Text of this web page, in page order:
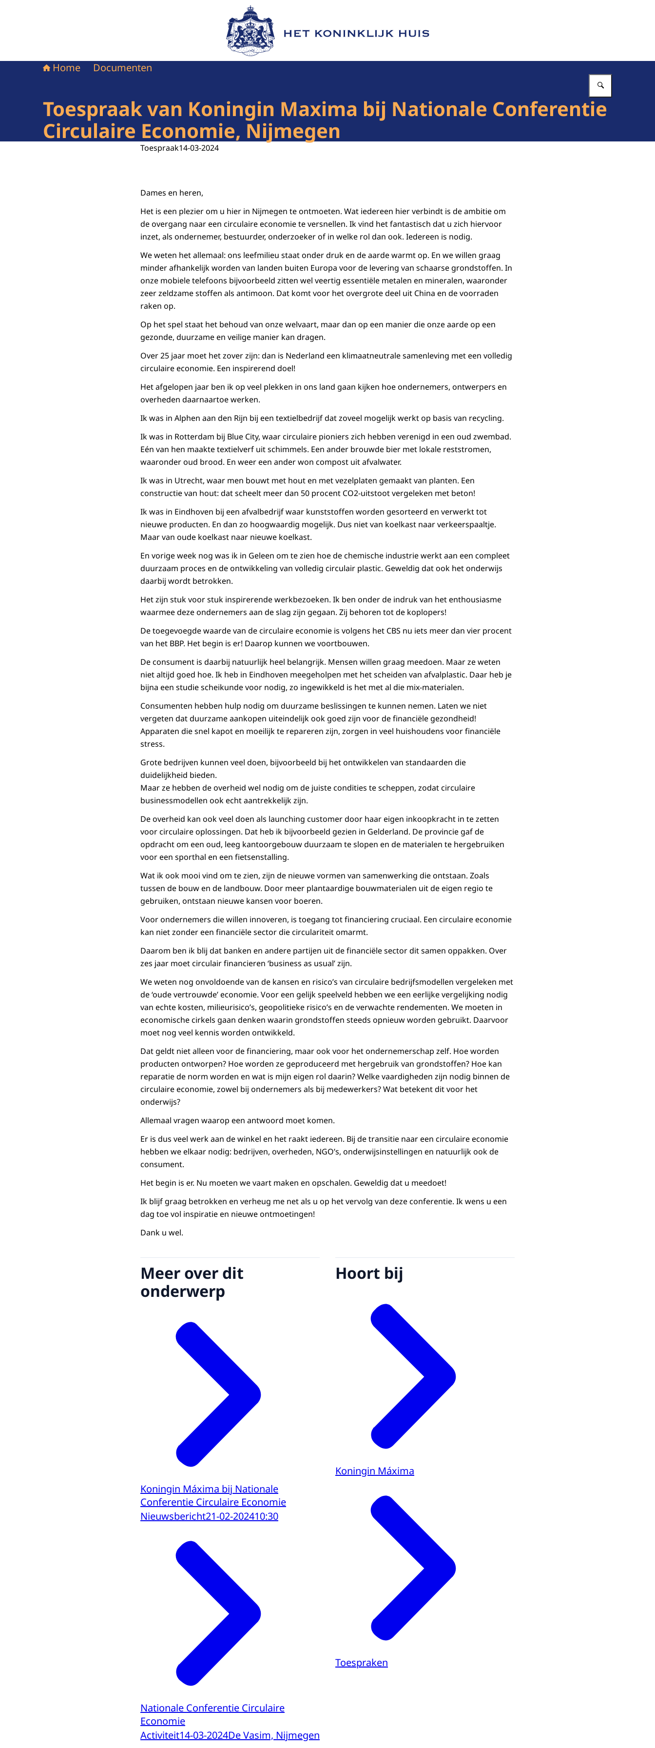
Naar de homepage van Het Koninklijk Huis
Home Documenten
Toespraak van Koningin Maxima bij Nationale Conferentie
Circulaire Economie, Nijmegen
Toespraak14-03-2024
Dames en heren,
Het is een plezier om u hier in Nijmegen te ontmoeten. Wat iedereen hier verbindt is de ambitie om
de overgang naar een circulaire economie te versnellen. Ik vind het fantastisch dat u zich hiervoor
inzet, als ondernemer, bestuurder, onderzoeker of in welke rol dan ook. Iedereen is nodig.
We weten het allemaal: ons leefmilieu staat onder druk en de aarde warmt op. En we willen graag
minder afhankelijk worden van landen buiten Europa voor de levering van schaarse grondstoffen. In
onze mobiele telefoons bijvoorbeeld zitten wel veertig essentiële metalen en mineralen, waaronder
zeer zeldzame stoffen als antimoon. Dat komt voor het overgrote deel uit China en de voorraden
raken op.
Op het spel staat het behoud van onze welvaart, maar dan op een manier die onze aarde op een
gezonde, duurzame en veilige manier kan dragen.
Over 25 jaar moet het zover zijn: dan is Nederland een klimaatneutrale samenleving met een volledig
circulaire economie. Een inspirerend doel!
Het afgelopen jaar ben ik op veel plekken in ons land gaan kijken hoe ondernemers, ontwerpers en
overheden daarnaartoe werken.
Ik was in Alphen aan den Rijn bij een textielbedrijf dat zoveel mogelijk werkt op basis van recycling.
Ik was in Rotterdam bij Blue City, waar circulaire pioniers zich hebben verenigd in een oud zwembad.
Eén van hen maakte textielverf uit schimmels. Een ander brouwde bier met lokale reststromen,
waaronder oud brood. En weer een ander won compost uit afvalwater.
Ik was in Utrecht, waar men bouwt met hout en met vezelplaten gemaakt van planten. Een
constructie van hout: dat scheelt meer dan 50 procent CO2-uitstoot vergeleken met beton!
Ik was in Eindhoven bij een afvalbedrijf waar kunststoffen worden gesorteerd en verwerkt tot
nieuwe producten. En dan zo hoogwaardig mogelijk. Dus niet van koelkast naar verkeerspaaltje.
Maar van oude koelkast naar nieuwe koelkast.
En vorige week nog was ik in Geleen om te zien hoe de chemische industrie werkt aan een compleet
duurzaam proces en de ontwikkeling van volledig circulair plastic. Geweldig dat ook het onderwijs
daarbij wordt betrokken.
Het zijn stuk voor stuk inspirerende werkbezoeken. Ik ben onder de indruk van het enthousiasme
waarmee deze ondernemers aan de slag zijn gegaan. Zij behoren tot de koplopers!
De toegevoegde waarde van de circulaire economie is volgens het CBS nu iets meer dan vier procent
van het BBP. Het begin is er! Daarop kunnen we voortbouwen.
De consument is daarbij natuurlijk heel belangrijk. Mensen willen graag meedoen. Maar ze weten
niet altijd goed hoe. Ik heb in Eindhoven meegeholpen met het scheiden van afvalplastic. Daar heb je
bijna een studie scheikunde voor nodig, zo ingewikkeld is het met al die mix-materialen.
Consumenten hebben hulp nodig om duurzame beslissingen te kunnen nemen. Laten we niet
vergeten dat duurzame aankopen uiteindelijk ook goed zijn voor de financiële gezondheid!
Apparaten die snel kapot en moeilijk te repareren zijn, zorgen in veel huishoudens voor financiële
stress.
Grote bedrijven kunnen veel doen, bijvoorbeeld bij het ontwikkelen van standaarden die
duidelijkheid bieden.
Maar ze hebben de overheid wel nodig om de juiste condities te scheppen, zodat circulaire
businessmodellen ook echt aantrekkelijk zijn.
De overheid kan ook veel doen als launching customer door haar eigen inkoopkracht in te zetten
voor circulaire oplossingen. Dat heb ik bijvoorbeeld gezien in Gelderland. De provincie gaf de
opdracht om een oud, leeg kantoorgebouw duurzaam te slopen en de materialen te hergebruiken
voor een sporthal en een fietsenstalling.
Wat ik ook mooi vind om te zien, zijn de nieuwe vormen van samenwerking die ontstaan. Zoals
tussen de bouw en de landbouw. Door meer plantaardige bouwmaterialen uit de eigen regio te
gebruiken, ontstaan nieuwe kansen voor boeren.
Voor ondernemers die willen innoveren, is toegang tot financiering cruciaal. Een circulaire economie
kan niet zonder een financiële sector die circulariteit omarmt.
Daarom ben ik blij dat banken en andere partijen uit de financiële sector dit samen oppakken. Over
zes jaar moet circulair financieren ‘business as usual’ zijn.
We weten nog onvoldoende van de kansen en risico’s van circulaire bedrijfsmodellen vergeleken met
de ‘oude vertrouwde’ economie. Voor een gelijk speelveld hebben we een eerlijke vergelijking nodig
van echte kosten, milieurisico’s, geopolitieke risico’s en de verwachte rendementen. We moeten in
economische cirkels gaan denken waarin grondstoffen steeds opnieuw worden gebruikt. Daarvoor
moet nog veel kennis worden ontwikkeld.
Dat geldt niet alleen voor de financiering, maar ook voor het ondernemerschap zelf. Hoe worden
producten ontworpen? Hoe worden ze geproduceerd met hergebruik van grondstoffen? Hoe kan
reparatie de norm worden en wat is mijn eigen rol daarin? Welke vaardigheden zijn nodig binnen de
circulaire economie, zowel bij ondernemers als bij medewerkers? Wat betekent dit voor het
onderwijs?
Allemaal vragen waarop een antwoord moet komen.
Er is dus veel werk aan de winkel en het raakt iedereen. Bij de transitie naar een circulaire economie
hebben we elkaar nodig: bedrijven, overheden, NGO’s, onderwijsinstellingen en natuurlijk ook de
consument.
Het begin is er. Nu moeten we vaart maken en opschalen. Geweldig dat u meedoet!
Ik blijf graag betrokken en verheug me net als u op het vervolg van deze conferentie. Ik wens u een
dag toe vol inspiratie en nieuwe ontmoetingen!
Dank u wel.
Meer over dit
onderwerp
Koningin Máxima bij Nationale
Conferentie Circulaire Economie
Nieuwsbericht21-02-202410:30
Nationale Conferentie Circulaire
Economie
Activiteit14-03-2024De Vasim, Nijmegen
Hoort bij
Koningin Máxima
Toespraken